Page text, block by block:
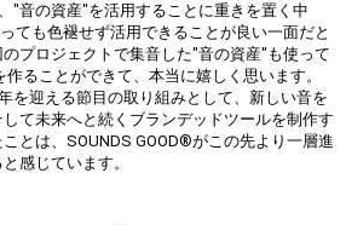
"音の資産"を活用することに重きを置く中
ても色褪せず活用できることが良い一面だと
プロジェクトで集音した"音の資産"も使って
ることができて、本当に嬉しく思います。
を迎える節目の取り組みとして、新しい音を
て未来へと続くブランデッドツールを制作す
とは、SOUNDS GOOD®︎がこの先より一層進
感じています。